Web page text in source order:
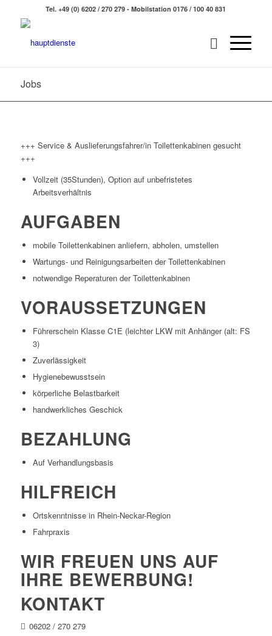
Tel. +49 (0) 6202 / 270 279 - Mobilstation 0176 / 100 40 831
Jobs
+++ Service & Auslieferungsfahrer/in Toilettenkabinen gesucht
+++
Vollzeit (35Stunden), Option auf unbefristetes
Arbeitsverhältnis
AUFGABEN
mobile Toilettenkabinen anliefern, abholen, umstellen
Wartungs- und Reinigungsarbeiten der Toilettenkabinen
notwendige Reperaturen der Toilettenkabinen
VORAUSSETZUNGEN
Führerschein Klasse C1E (leichter LKW mit Anhänger (alt: FS
3)
Zuverlässigkeit
Hygienebewusstsein
körperliche Belastbarkeit
handwerkliches Geschick
BEZAHLUNG
Auf Verhandlungsbasis
HILFREICH
Ortskenntnisse in Rhein-Neckar-Region
Fahrpraxis
WIR FREUEN UNS AUF
IHRE BEWERBUNG!
KONTAKT
06202 / 270 279